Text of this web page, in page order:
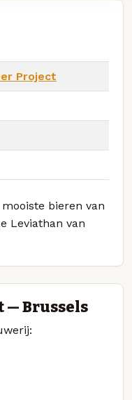
Project
bieren van
Leviathan van
— Brussels